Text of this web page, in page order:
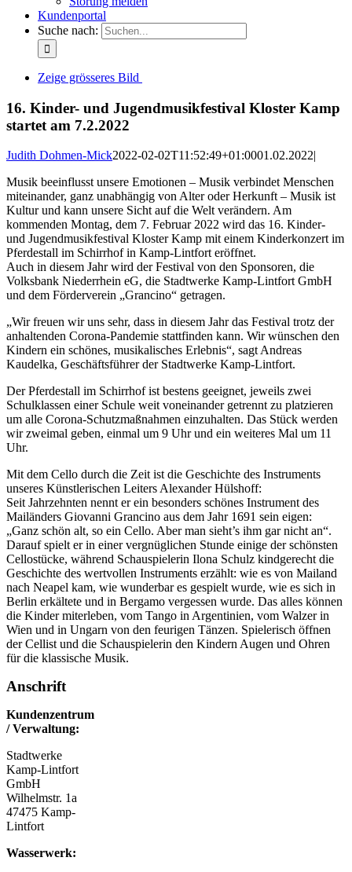
Kundenportal
Suche nach:
Zeige grösseres Bild
16. Kinder- und Jugendmusikfestival Kloster Kamp
startet am 7.2.2022
Judith Dohmen-Mick2022-02-02T11:52:49+01:0001.02.2022|
Musik beeinflusst unsere Emotionen – Musik verbindet Menschen
miteinander, ganz unabhängig von Alter oder Herkunft – Musik ist
Kultur und kann unsere Sicht auf die Welt verändern. Am
kommenden Montag, dem 7. Februar 2022 wird das 16. Kinder-
und Jugendmusikfestival Kloster Kamp mit einem Kinderkonzert im
Pferdestall im Schirrhof in Kamp-Lintfort eröffnet.
Auch in diesem Jahr wird der Festival von den Sponsoren, die
Volksbank Niederrhein eG, die Stadtwerke Kamp-Lintfort GmbH
und dem Förderverein „Grancino“ getragen.
„Wir freuen wir uns sehr, dass in diesem Jahr das Festival trotz der
anhaltenden Corona-Pandemie stattfinden kann. Wir wünschen den
Kindern ein schönes, musikalisches Erlebnis“, sagt Andreas
Kaudelka, Geschäftsführer der Stadtwerke Kamp-Lintfort.
Der Pferdestall im Schirrhof ist bestens geeignet, jeweils zwei
Schulklassen einer Schule weit voneinander getrennt zu platzieren
um alle Corona-Schutzmaßnahmen einzuhalten. Das Stück werden
wir zweimal geben, einmal um 9 Uhr und ein weiteres Mal um 11
Uhr.
Mit dem Cello durch die Zeit ist die Geschichte des Instruments
unseres Künstlerischen Leiters Alexander Hülshoff:
Seit Jahrzehnten nennt er ein besonders schönes Instrument des
Mailänders Giovanni Grancino aus dem Jahr 1691 sein eigen:
„Ganz schön alt, so ein Cello. Aber man sieht’s ihm gar nicht an“.
Darauf spielt er in einer vergnüglichen Stunde einige der schönsten
Cellostücke, während Schauspielerin Ilona Schulz kindgerecht die
Geschichte des wertvollen Instruments erzählt: wie es von Mailand
nach Neapel kam, wie wunderbar es gespielt wurde, wie es sich in
Berlin erkältete und in Bergamo vergessen wurde. Das alles können
die Kinder miterleben, vom Tango in Argentinien, vom Walzer in
Wien und in Ungarn von den feurigen Tänzen. Spielerisch öffnen
der Cellist und die Schauspielerin den Kindern Augen und Ohren
für die klassische Musik.
Anschrift
Kundenzentrum
/ Verwaltung:
Stadtwerke
Kamp-Lintfort
GmbH
Wilhelmstr. 1a
47475 Kamp-
Lintfort
Wasserwerk: